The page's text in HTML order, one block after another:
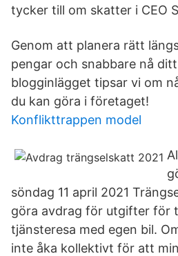
tycker till om skatter i CEO
Genom att planera rätt
pengar och snabbare nå
blogginlägget tipsar vi om
du kan göra i företaget!
Konflikttrappen model
söndag 11 april 2021
göra avdrag för utgifter för
tjänsteresa med egen bil.
inte åka kollektivt för att